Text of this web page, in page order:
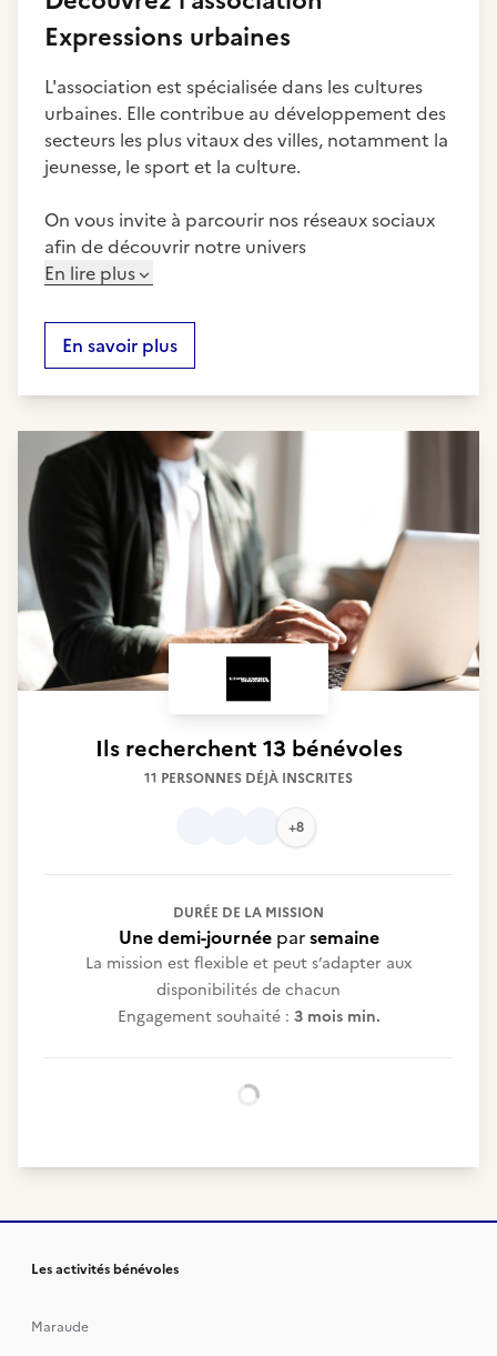
Expressions urbaines
L'association est spécialisée dans les cultures
urbaines. Elle contribue au développement des
secteurs les plus vitaux des villes, notamment la
jeunesse, le sport et la culture.
On vous invite à parcourir nos réseaux sociaux
afin de découvrir notre univers
En lire plus
En savoir plus
Ils recherchent 13 bénévoles
11 PERSONNES DÉJÀ INSCRITES
+8
DURÉE DE LA MISSION
Une demi-journéeparsemaine
La mission est flexible et peut s’adapter aux
disponibilités de chacun
Engagement souhaité : 3 mois min.
Chargement...
Les activités bénévoles
Maraude